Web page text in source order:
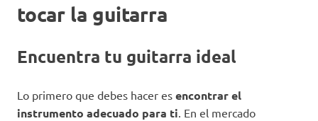
tocar la guitarra
Encuentra tu guitarra ideal
Lo primero que debes hacer es encontrar el
instrumento adecuado para ti . En el mercado